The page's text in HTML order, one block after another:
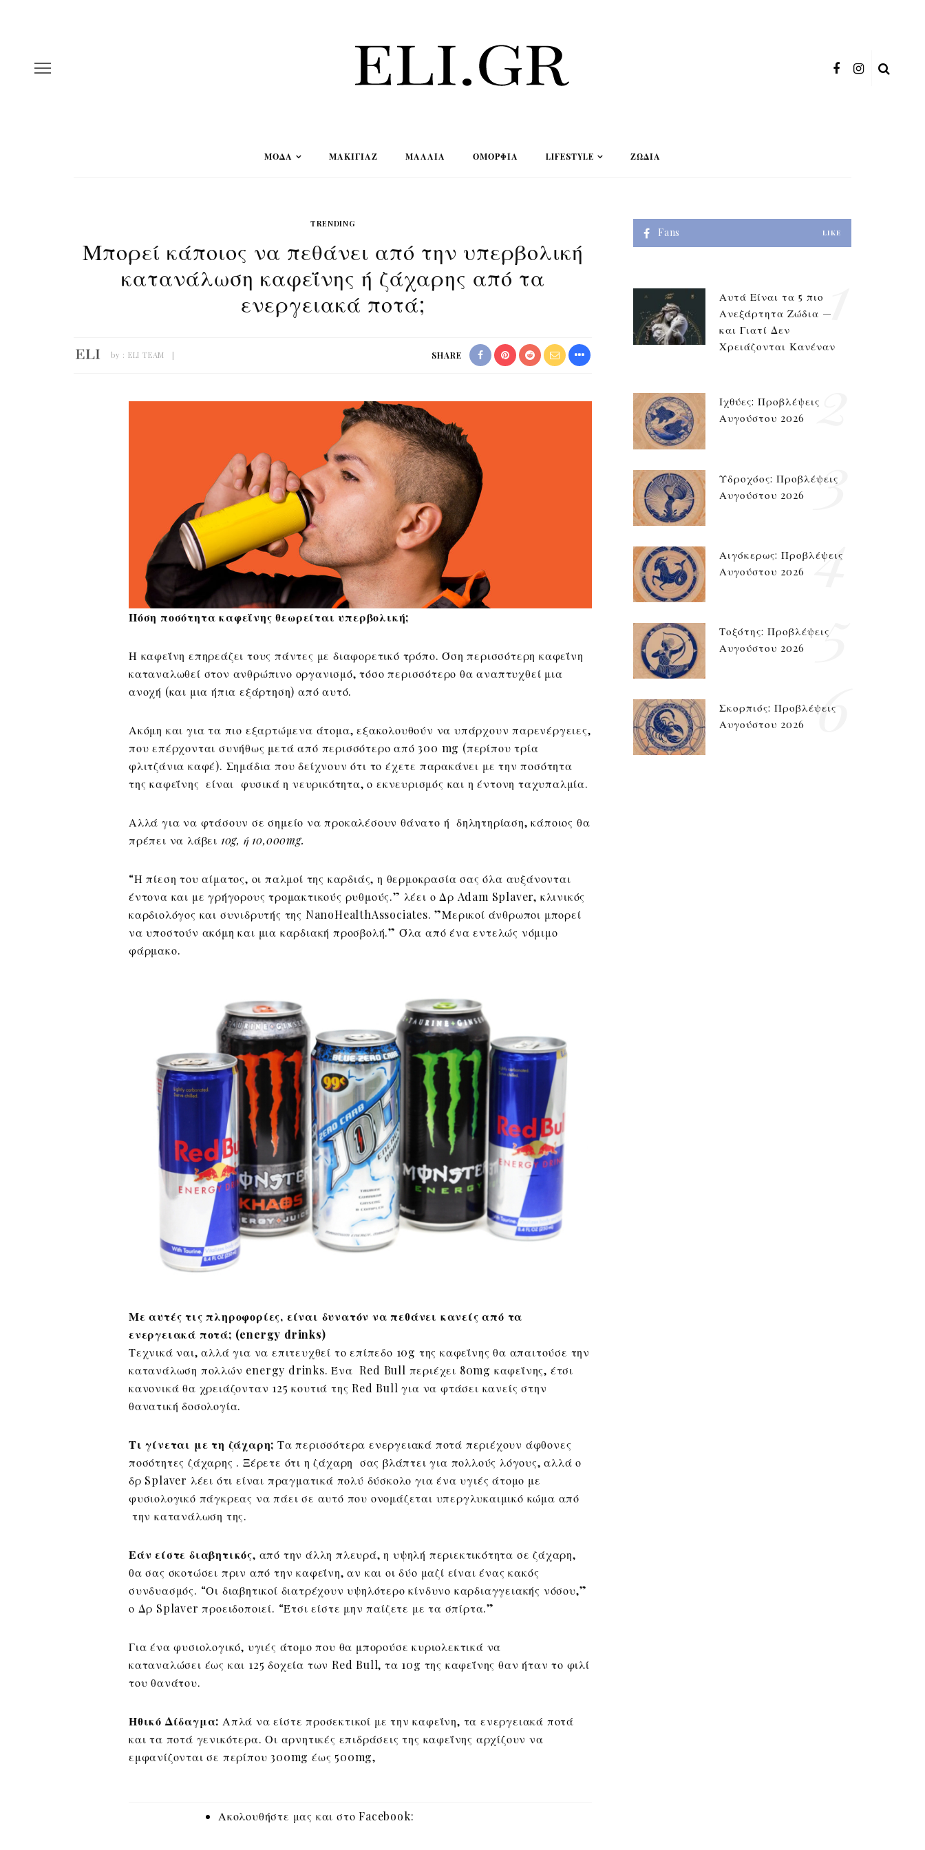
ΜΟΔΑ ΜΑΚΙΓΙΆΖ ΜΑΛΛΙΆ ΟΜΟΡΦΙΆ LIFESTYLE ΖΏΔΙΑ
TRENDING
Μπορεί κάποιος να πεθάνει από την υπερβολική
κατανάλωση καφεΐνης ή ζάχαρης από τα
ενεργειακά ποτά;
by : ELI TEAM SHARE
Πόση ποσότητα καφεΐνης θεωρείται υπερβολική;
Η καφεΐνη επηρεάζει τους πάντες με διαφορετικό τρόπο. Όση περισσότερη καφεΐνη
καταναλωθεί στον ανθρώπινο οργανισμό, τόσο περισσότερο θα αναπτυχθεί μια
ανοχή (και μια ήπια εξάρτηση) από αυτό.
Ακόμη και για τα πιο εξαρτώμενα άτομα, εξακολουθούν να υπάρχουν παρενέργειες,
που επέρχονται συνήθως μετά από περισσότερο από 300 mg (περίπου τρία
φλιτζάνια καφέ). Σημάδια που δείχνουν ότι το έχετε παρακάνει με την ποσότητα
της καφεΐνης είναι φυσικά η νευρικότητα, ο εκνευρισμός και η έντονη ταχυπαλμία.
Αλλά για να φτάσουν σε σημείο να προκαλέσουν θάνατο ή δηλητηρίαση, κάποιος θα
πρέπει να λάβει 10g, ή 10,000mg.
“Η πίεση του αίματος, οι παλμοί της καρδιάς, η θερμοκρασία σας όλα αυξάνονται
έντονα και με γρήγορους τρομακτικούς ρυθμούς.” λέει ο Δρ Adam Splaver, κλινικός
καρδιολόγος και συνιδρυτής της NanoHealthAssociates. ”Μερικοί άνθρωποι μπορεί
να υποστούν ακόμη και μια καρδιακή προσβολή.” Όλα από ένα εντελώς νόμιμο
φάρμακο.
Με αυτές τις πληροφορίες, είναι δυνατόν να πεθάνει κανείς από τα
ενεργειακά ποτά; (energy drinks)
Τεχνικά ναι, αλλά για να επιτευχθεί το επίπεδο 10g της καφεΐνης θα απαιτούσε την
κατανάλωση πολλών energy drinks. Ένα Red Bull περιέχει 80mg καφεΐνης, έτσι
κανονικά θα χρειάζονταν 125 κουτιά της Red Bull για να φτάσει κανείς στην
θανατική δοσολογία.
Τι γίνεται με τη ζάχαρη; Τα περισσότερα ενεργειακά ποτά περιέχουν άφθονες
ποσότητες ζάχαρης . Ξέρετε ότι η ζάχαρη σας βλάπτει για πολλούς λόγους, αλλά ο
δρ Splaver λέει ότι είναι πραγματικά πολύ δύσκολο για ένα υγιές άτομο με
φυσιολογικό πάγκρεας να πάει σε αυτό που ονομάζεται υπεργλυκαιμικό κώμα από
την κατανάλωση της.
Εάν είστε διαβητικός, από την άλλη πλευρά, η υψηλή περιεκτικότητα σε ζάχαρη,
θα σας σκοτώσει πριν από την καφεΐνη, αν και οι δύο μαζί είναι ένας κακός
συνδυασμός. “Οι διαβητικοί διατρέχουν υψηλότερο κίνδυνο καρδιαγγειακής νόσου,”
ο Δρ Splaver προειδοποιεί. “Έτσι είστε μην παίζετε με τα σπίρτα.”
Για ένα φυσιολογικό, υγιές άτομο που θα μπορούσε κυριολεκτικά να
καταναλώσει έως και 125 δοχεία των Red Bull, τα 10g της καφεΐνης θαν ήταν το φιλί
του θανάτου.
Ηθικό Δίδαγμα: Απλά να είστε προσεκτικοί με την καφεΐνη, τα ενεργειακά ποτά
και τα ποτά γενικότερα. Οι αρνητικές επιδράσεις της καφεΐνης αρχίζουν να
εμφανίζονται σε περίπου 300mg έως 500mg,
Ακολουθήστε μας και στο Facebook:
Fans LIKE
Αυτά Είναι τα 5 πιο
Ανεξάρτητα Ζώδια —
και Γιατί Δεν
Χρειάζονται Κανέναν
1
Ιχθύες: Προβλέψεις
Αυγούστου 2026
2
Υδροχόος: Προβλέψεις
Αυγούστου 2026
3
Αιγόκερως: Προβλέψεις
Αυγούστου 2026
4
Τοξότης: Προβλέψεις
Αυγούστου 2026
5
Σκορπιός: Προβλέψεις
Αυγούστου 2026
6